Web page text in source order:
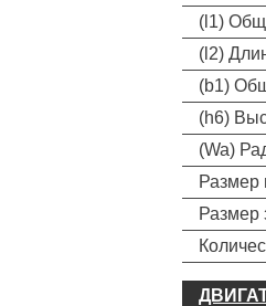
(l1)
(l2)
(b1)
(h6)
(Wa)
Размер
Размер